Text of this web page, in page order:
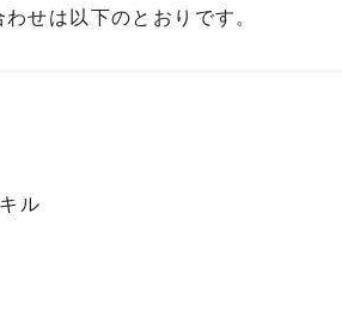
せは以下のとおりです。
ル